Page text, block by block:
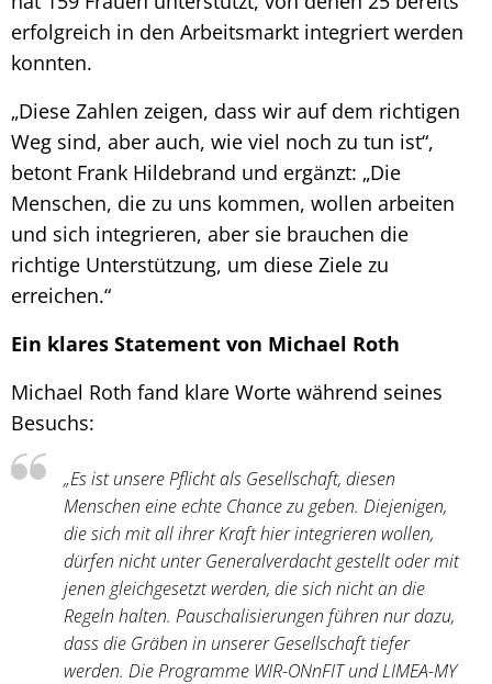
erfolgreich in den Arbeitsmarkt integriert werden
konnten.
„Diese Zahlen zeigen, dass wir auf dem richtigen
Weg sind, aber auch, wie viel noch zu tun ist“,
betont Frank Hildebrand und ergänzt: „Die
Menschen, die zu uns kommen, wollen arbeiten
und sich integrieren, aber sie brauchen die
richtige Unterstützung, um diese Ziele zu
erreichen.“
Ein klares Statement von Michael Roth
Michael Roth fand klare Worte während seines
Besuchs:
„Es ist unsere Pflicht als Gesellschaft, diesen
Menschen eine echte Chance zu geben. Diejenigen,
die sich mit all ihrer Kraft hier integrieren wollen,
dürfen nicht unter Generalverdacht gestellt oder mit
jenen gleichgesetzt werden, die sich nicht an die
Regeln halten. Pauschalisierungen führen nur dazu,
dass die Gräben in unserer Gesellschaft tiefer
werden. Die Programme WIR-ONnFIT und LIMEA-MY